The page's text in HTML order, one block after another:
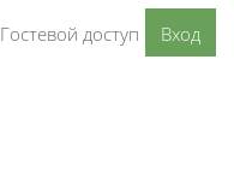
Гостевой доступ Вход